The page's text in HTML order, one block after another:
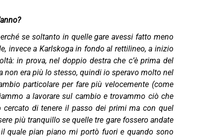
se soltanto in quelle gare avessi fatto meno
invece a Karlskoga in fondo al rettilineo, a inizio
in prova, nel doppio destra che c’è prima del
non era più lo stesso, quindi io speravo molto nel
particolare per fare più velocemente (come
a lavorare sul cambio e trovammo ciò che
cercato di tenere il passo dei primi ma con quel
più tranquillo se quelle tre gare fossero andate
quale pian piano mi portò fuori e quando sono